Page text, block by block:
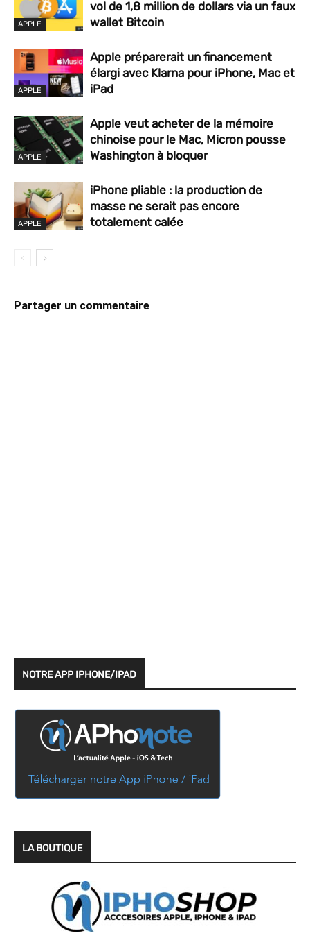
APPLE
vol de 1,8 million de dollars via un faux
wallet Bitcoin
APPLE
Apple préparerait un financement
élargi avec Klarna pour iPhone, Mac et
iPad
APPLE
Apple veut acheter de la mémoire
chinoise pour le Mac, Micron pousse
Washington à bloquer
APPLE
iPhone pliable : la production de
masse ne serait pas encore
totalement calée
Partager un commentaire
NOTRE APP IPHONE/IPAD
LA BOUTIQUE